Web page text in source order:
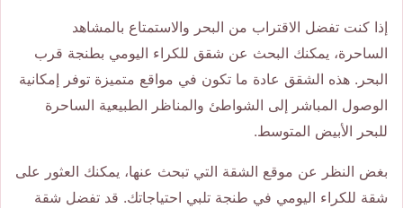
إذا كنت تفضل الاقتراب من البحر والاستمتاع بالمشاهد
الساحرة، يمكنك البحث عن شقق للكراء اليومي بطنجة قرب
البحر. هذه الشقق عادة ما تكون في مواقع متميزة توفر إمكانية
الوصول المباشر إلى الشواطئ والمناظر الطبيعية الساحرة
للبحر الأبيض المتوسط.
بغض النظر عن موقع الشقة التي تبحث عنها، يمكنك العثور على
شقة للكراء اليومي في طنجة تلبي احتياجاتك. قد تفضل شقة